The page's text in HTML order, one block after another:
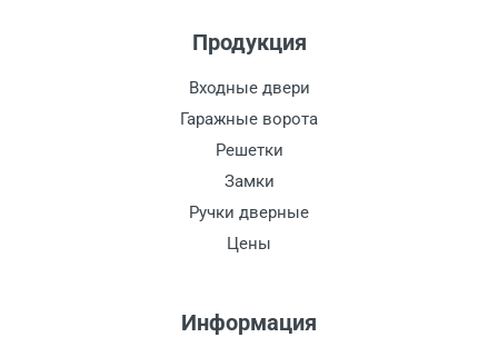
Продукция
Входные двери
Гаражные ворота
Решетки
Замки
Ручки дверные
Цены
Информация